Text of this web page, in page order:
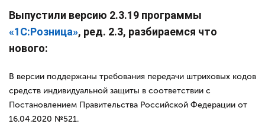
Выпустили версию 2.3.19 программы
«1С:Розница», ред. 2.3, разбираемся что
нового:
В версии поддержаны требования передачи штриховых кодов
средств индивидуальной защиты в соответствии с
Постановлением Правительства Российской Федерации от
16.04.2020 №521.